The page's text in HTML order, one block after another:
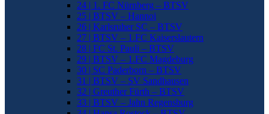
24 | 1. FC Nürnberg – BTSV
25 | BTSV – Hannoi
26 | Karlsruher SC – BTSV
27 | BTSV – 1.FC Kaiserslautern
28 | FC St. Pauli – BTSV
29 | BTSV – 1.FC Magdeburg
30 | SC Paderborn – BTSV
31 | BTSV – SV Sandhausen
32 | Greuther Fürth – BTSV
33 | BTSV – Jahn Regensburg